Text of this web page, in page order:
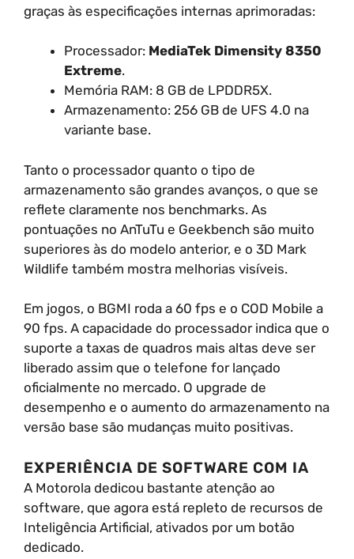
graças às especificações internas aprimoradas:
Processador: MediaTek Dimensity 8350
Extreme.
Memória RAM: 8 GB de LPDDR5X.
Armazenamento: 256 GB de UFS 4.0 na
variante base.
Tanto o processador quanto o tipo de
armazenamento são grandes avanços, o que se
reflete claramente nos benchmarks. As
pontuações no AnTuTu e Geekbench são muito
superiores às do modelo anterior, e o 3D Mark
Wildlife também mostra melhorias visíveis.
Em jogos, o BGMI roda a 60 fps e o COD Mobile a
90 fps. A capacidade do processador indica que o
suporte a taxas de quadros mais altas deve ser
liberado assim que o telefone for lançado
oficialmente no mercado. O upgrade de
desempenho e o aumento do armazenamento na
versão base são mudanças muito positivas.
EXPERIÊNCIA DE SOFTWARE COM IA
A Motorola dedicou bastante atenção ao
software, que agora está repleto de recursos de
Inteligência Artificial, ativados por um botão
dedicado.